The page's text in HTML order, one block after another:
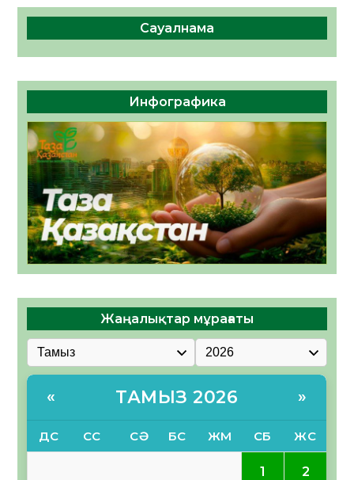
Сауалнама
Инфографика
Жаңалықтар мұрағаты
« ТАМЫЗ 2026 »
ДС СС СӘ БС ЖМ СБ ЖС
1 2